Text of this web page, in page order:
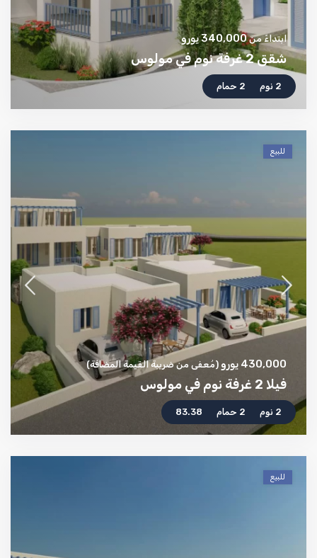
ابتداءً من340,000 يورو
شقق 2 غرفة نوم في مولوس
2 نوم 2 حمام
للبيع
430,000 يورو (مُعفى من ضريبة القيمة المضافة)
فيلا 2 غرفة نوم في مولوس
2 نوم 2 حمام 83.38
للبيع